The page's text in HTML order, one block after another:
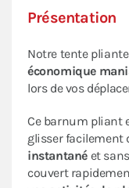
Présentation
Notre tente pliante
économique
lors de vos
Ce barnum pliant
glisser facilement
instantané et
couvert